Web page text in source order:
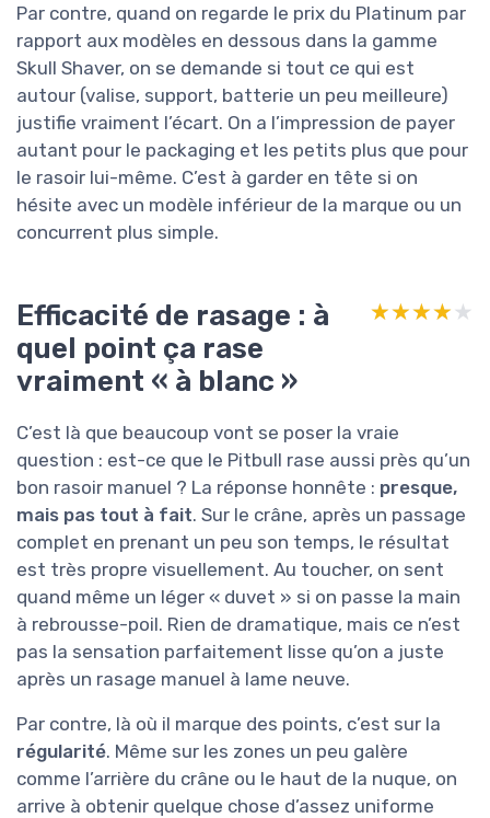
Par contre, quand on regarde le prix du Platinum par
rapport aux modèles en dessous dans la gamme
Skull Shaver, on se demande si tout ce qui est
autour (valise, support, batterie un peu meilleure)
justifie vraiment l’écart. On a l’impression de payer
autant pour le packaging et les petits plus que pour
le rasoir lui-même. C’est à garder en tête si on
hésite avec un modèle inférieur de la marque ou un
concurrent plus simple.
Efficacité de rasage : à
quel point ça rase
vraiment « à blanc »
★★★★★
★★★★★
C’est là que beaucoup vont se poser la vraie
question : est-ce que le Pitbull rase aussi près qu’un
bon rasoir manuel ? La réponse honnête : presque,
mais pas tout à fait. Sur le crâne, après un passage
complet en prenant un peu son temps, le résultat
est très propre visuellement. Au toucher, on sent
quand même un léger « duvet » si on passe la main
à rebrousse-poil. Rien de dramatique, mais ce n’est
pas la sensation parfaitement lisse qu’on a juste
après un rasage manuel à lame neuve.
Par contre, là où il marque des points, c’est sur la
régularité. Même sur les zones un peu galère
comme l’arrière du crâne ou le haut de la nuque, on
arrive à obtenir quelque chose d’assez uniforme